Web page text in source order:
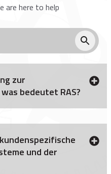
are here to help
zur
bedeutet RAS?
und der